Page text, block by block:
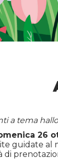
a tema
26
guidate al
di